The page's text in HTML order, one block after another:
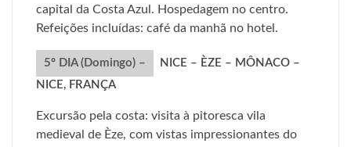
capital da Costa Azul. Hospedagem no centro.
Refeições incluídas: café da manhã no hotel.
5º DIA (Domingo) –
NICE – ÈZE – MÔNACO –
NICE, FRANÇA
Excursão pela costa: visita à pitoresca vila
medieval de Èze, com vistas impressionantes do